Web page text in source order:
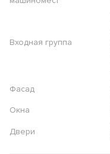
Входная группа
Фасад
Окна
Двери